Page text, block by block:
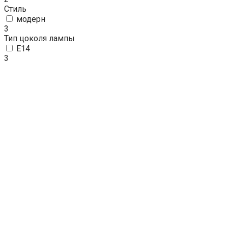
Стиль
модерн
3
Тип цоколя лампы
E14
3